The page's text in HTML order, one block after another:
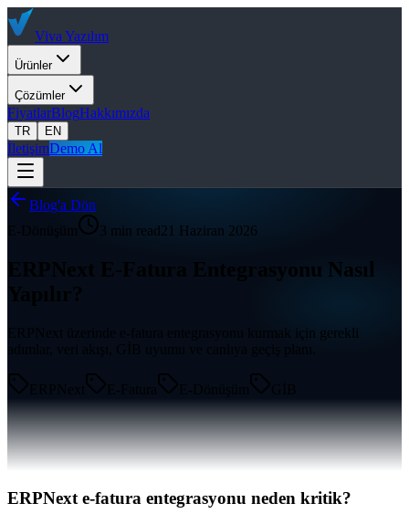
Viva Yazılım
Ürünler
Çözümler
FiyatlarBlogHakkımızda
TR EN
İletişimDemo Al
Blog'a Dön
E-Dönüşüm
3 min read21 Haziran 2026
ERPNext E-Fatura Entegrasyonu Nasıl
Yapılır?
ERPNext üzerinde e-fatura entegrasyonu kurmak için gerekli
adımlar, veri akışı, GİB uyumu ve canlıya geçiş planı.
ERPNext E-Fatura E-Dönüşüm GİB
ERPNext e-fatura entegrasyonu neden kritik?